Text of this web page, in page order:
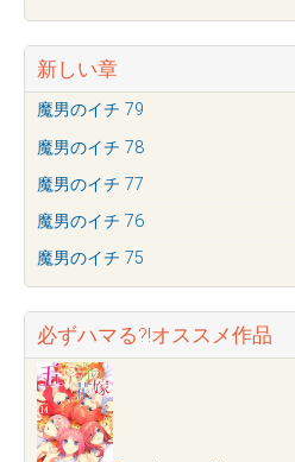
新しい章
魔男のイチ 79
魔男のイチ 78
魔男のイチ 77
魔男のイチ 76
魔男のイチ 75
必ずハマる?!オススメ作品